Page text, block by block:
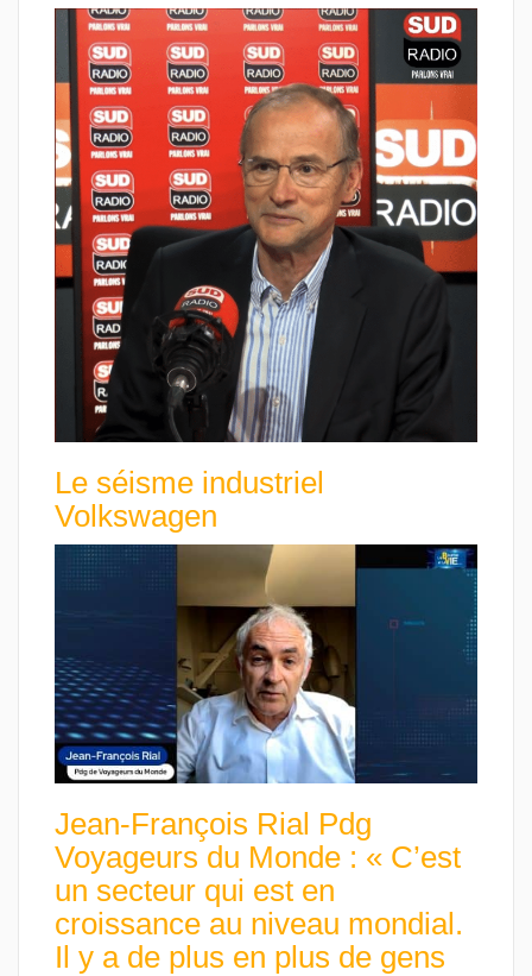
Le séisme industriel
Volkswagen
Jean-François Rial Pdg
Voyageurs du Monde : « C’est
un secteur qui est en
croissance au niveau mondial.
Il y a de plus en plus de gens